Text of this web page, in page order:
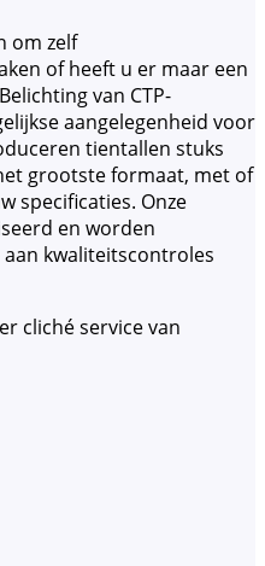
om zelf
of heeft u er maar een
van CTP-
aangelegenheid voor
tientallen stuks
grootste formaat, met of
specificaties. Onze
en worden
kwaliteitscontroles
cliché service van